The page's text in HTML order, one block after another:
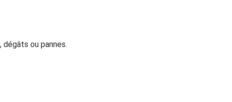
ou pannes.